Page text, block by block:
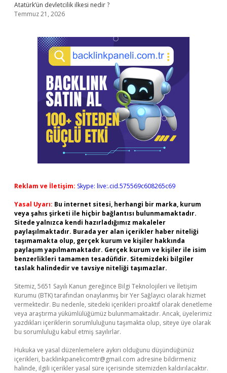
Atatürk’ün devletcilik ilkesi nedir ?
Temmuz 21, 2026
Reklam ve İletişim: Skype: live:.cid.575569c608265c69
Yasal Uyarı: Bu internet sitesi, herhangi bir marka, kurum
veya şahıs şirketi ile hiçbir bağlantısı bulunmamaktadır.
Sitede yalnızca kendi hazırladığımız makaleler
paylaşılmaktadır. Burada yer alan içerikler haber niteliği
taşımamakta olup, gerçek kurum ve kişiler hakkında
paylaşım yapılmamaktadır. Gerçek kurum ve kişiler ile isim
benzerlikleri tamamen tesadüfidir. Sitemizdeki bilgiler
taslak halindedir ve tavsiye niteliği taşımazlar.
Sitemiz, 5651 Sayılı Kanun gereğince Bilgi Teknolojileri ve İletişim
Kurumu (BTK) tarafından onaylanmış bir Yer Sağlayıcı olarak hizmet
vermektedir. Bu nedenle, sitedeki içerikleri proaktif olarak denetleme
veya araştırma yükümlülüğümüz bulunmamaktadır. Ancak, üyelerimiz
yazdıkları içeriklerin sorumluluğunu taşımakta olup, siteye üye olarak
bu sorumluluğu kabul etmiş sayılırlar.
Hukuka ve yasal düzenlemelere aykırı olduğunu düşündüğünüz
içerikleri, backlinkpanelicomtr@gmail.com adresine bildirmeniz
halinde, ilgili içerikler yasal süre içerisinde sitemizden kaldırılacaktır.